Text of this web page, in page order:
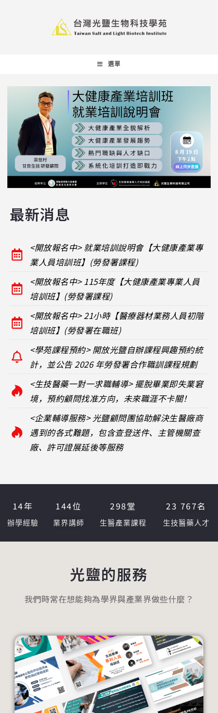
選單
最新消息
<開放報名中> 就業培訓說明會【大健康產業專
業人員培訓班】(勞發署課程)
<開放報名中> 115年度【大健康產業專業人員
培訓班】(勞發署課程)
<開放報名中> 21小時【醫療器材業務人員初階
培訓班】(勞發署在職班)
<學苑課程預約> 開放光鹽自辦課程興趣預約統
計，並公告 2026 年勞發署合作職訓課程規劃
<生技醫藥一對一求職輔導> 擺脫畢業即失業窘
境，預約顧問找准方向，未來職涯不卡關！
<企業輔導服務> 光鹽顧問團協助解決生醫廠商
遇到的各式難題，包含查登送件、主管機關查
廠、許可證展延後等服務
辦學經驗
14年
業界講師
144位
生醫產業課程
298堂
生技醫藥人才
23 767名
光鹽的服務
我們時常在想能夠為學界與產業界做些什麼？